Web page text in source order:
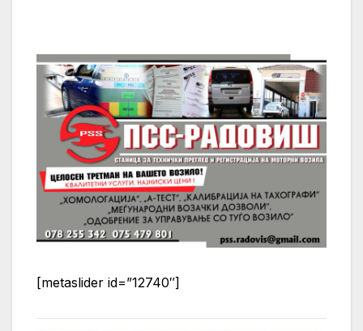
[metaslider id=”12740″]